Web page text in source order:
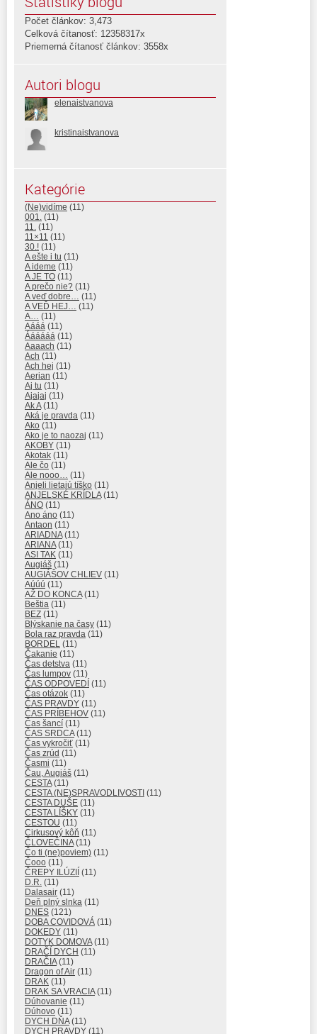
Počet článkov: 3,473
Celková čítanosť: 12358317x
Priemerná čítanosť článkov: 3558x
Autori blogu
elenaistvanova
kristinaistvanova
Kategórie
(Ne)vidíme (11)
001. (11)
11. (11)
11×11 (11)
30.! (11)
A ešte i tu (11)
A ideme (11)
A JE TO (11)
A prečo nie? (11)
A veď dobre… (11)
A VEĎ HEJ… (11)
A… (11)
Aááá (11)
Áááááá (11)
Aaaach (11)
Ach (11)
Ach hej (11)
Aerian (11)
Aj tu (11)
Ajajaj (11)
Ak A(11)
Aká je pravda (11)
Ako (11)
Ako je to naozaj (11)
AKOBY (11)
Akotak (11)
Ale čo (11)
Ale nooo… (11)
Anjeli lietajú tíško (11)
ANJELSKÉ KRÍDLA(11)
ÁNO (11)
Ano áno (11)
Antaon (11)
ARIADNA(11)
ARIANA(11)
ASI TAK (11)
Augiáš (11)
AUGIÁŠOV CHLIEV (11)
Aúúú (11)
AŽ DO KONCA(11)
Beštia (11)
BEZ (11)
Blýskanie na časy (11)
Bola raz pravda (11)
BORDEL (11)
Čakanie (11)
Čas detstva (11)
Čas lumpov (11)
ČAS ODPOVEDÍ (11)
Čas otázok (11)
ČAS PRAVDY (11)
ČAS PRÍBEHOV (11)
Čas šancí (11)
ČAS SRDCA(11)
Čas vykročiť (11)
Čas zrúd (11)
Časmi (11)
Čau, Augiáš (11)
CESTA(11)
CESTA (NE)SPRAVODLIVOSTI (11)
CESTA DUŠE (11)
CESTA LÍŠKY (11)
CESTOU (11)
Cirkusový kôň (11)
ČLOVEČINA(11)
Čo ti (ne)poviem) (11)
Čooo (11)
ČREPY ILÚZIÍ
(11)
D.R. (11)
Dalasair (11)
Deň plný slnka (11)
DNES (121)
DOBA COVIDOVÁ (11)
DOKEDY (11)
DOTYK DOMOVA(11)
DRAČÍ DYCH (11)
DRAČIA(11)
Dragon of Air (11)
DRAK (11)
DRAK SA VRACIA(11)
Dúhovanie (11)
Dúhovo (11)
DYCH DŇA(11)
DYCH PRAVDY (11)